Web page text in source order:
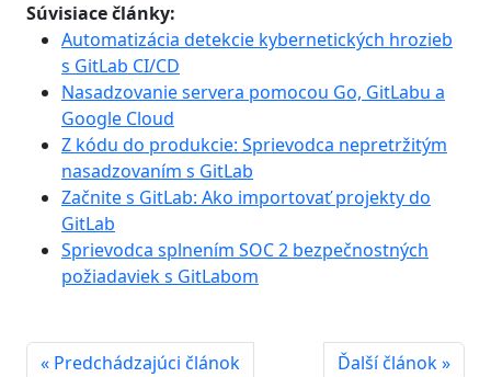
Súvisiace články:
Automatizácia detekcie kybernetických hrozieb
s GitLab CI/CD
Nasadzovanie servera pomocou Go, GitLabu a
Google Cloud
Z kódu do produkcie: Sprievodca nepretržitým
nasadzovaním s GitLab
Začnite s GitLab: Ako importovať projekty do
GitLab
Sprievodca splnením SOC 2 bezpečnostných
požiadaviek s GitLabom
« Predchádzajúci článok Ďalší článok »